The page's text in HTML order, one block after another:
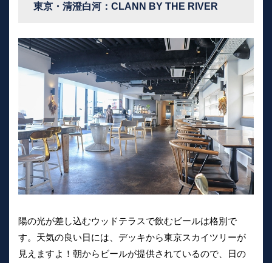
東京・清澄白河：CLANN BY THE RIVER
陽の光が差し込むウッドテラスで飲むビールは格別で
す。天気の良い日には、デッキから東京スカイツリーが
見えますよ！朝からビールが提供されているので、日の